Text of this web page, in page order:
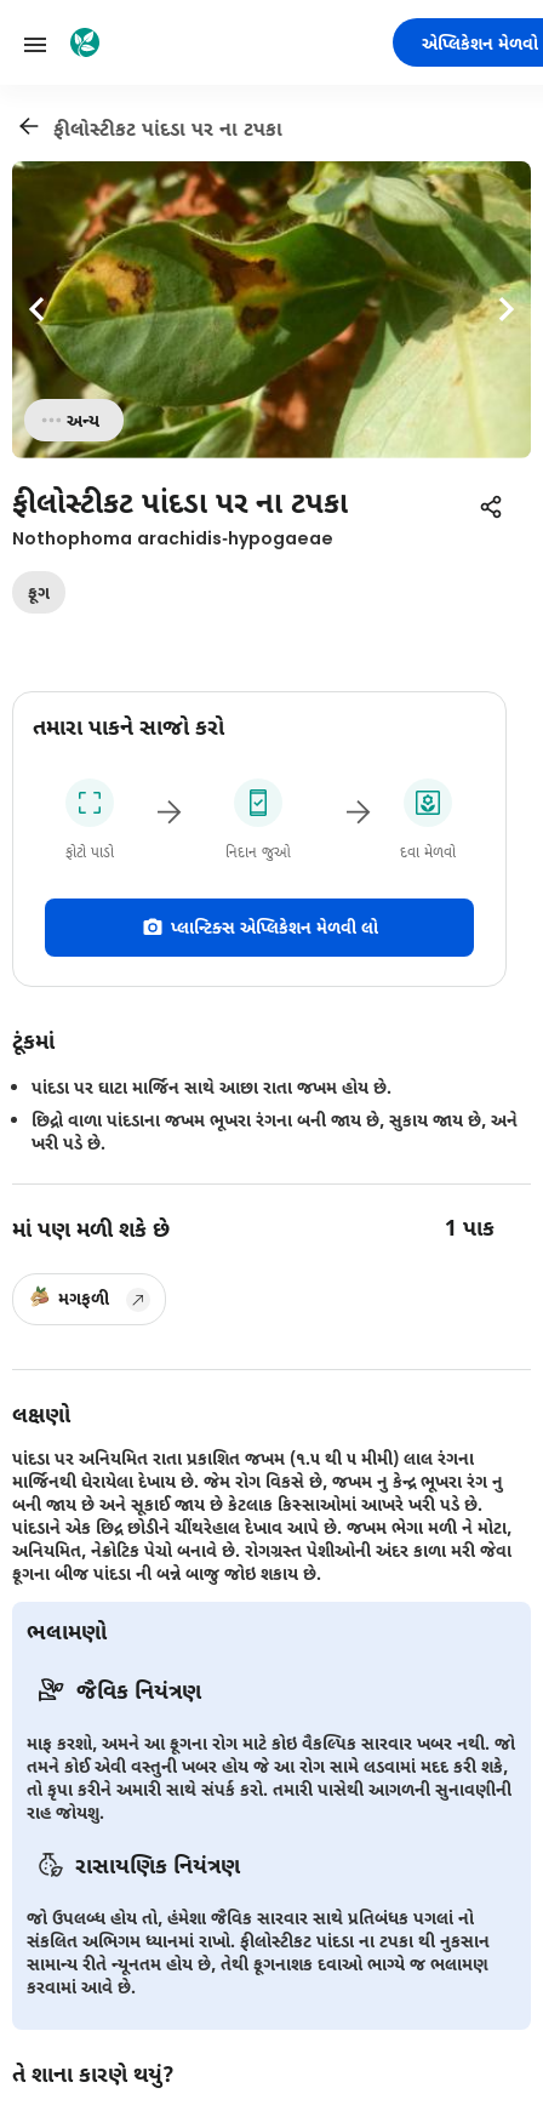
એપ્લિકેશન મેળવો
ફીલોસ્ટીકટ પાંદડા પર ના ટપકા
અન્ય
ફીલોસ્ટીકટ પાંદડા પર ના ટપકા
Nothophoma arachidis-hypogaeae
ફૂગ
તમારા પાકને સાજો કરો
ફોટો પાડો નિદાન જુઓ દવા મેળવો
પ્લાન્ટિક્સ એપ્લિકેશન મેળવી લો
ટૂંકમાં
પાંદડા પર ઘાટા માર્જિન સાથે આછા રાતા જખમ હોય છે.
છિદ્રો વાળા પાંદડાના જખમ ભૂખરા રંગના બની જાય છે, સુકાય જાય છે, અને
ખરી પડે છે.
માં પણ મળી શકે છે 1 પાક
મગફળી
લક્ષણો
પાંદડા પર અનિયમિત રાતા પ્રકાશિત જખમ (૧.૫ થી ૫ મીમી) લાલ રંગના
માર્જિનથી ઘેરાયેલા દેખાય છે. જેમ રોગ વિકસે છે, જખમ નુ કેન્દ્ર ભૂખરા રંગ નુ
બની જાય છે અને સૂકાઈ જાય છે કેટલાક કિસ્સાઓમાં આખરે ખરી પડે છે.
પાંદડાને એક છિદ્ર છોડીને ચીંથરેહાલ દેખાવ આપે છે. જખમ ભેગા મળી ને મોટા,
અનિયમિત, નેક્રોટિક પેચો બનાવે છે. રોગગ્રસ્ત પેશીઓની અંદર કાળા મરી જેવા
ફૂગના બીજ પાંદડા ની બન્ને બાજુ જોઇ શકાય છે.
ભલામણો
જૈવિક નિયંત્રણ
માફ કરશો, અમને આ ફૂગના રોગ માટે કોઇ વૈકલ્પિક સારવાર ખબર નથી. જો
તમને કોઈ એવી વસ્તુની ખબર હોય જે આ રોગ સામે લડવામાં મદદ કરી શકે,
તો કૃપા કરીને અમારી સાથે સંપર્ક કરો. તમારી પાસેથી આગળની સુનાવણીની
રાહ જોયશુ.
રાસાયણિક નિયંત્રણ
જો ઉપલબ્ધ હોય તો, હંમેશા જૈવિક સારવાર સાથે પ્રતિબંધક પગલાં નો
સંકલિત અભિગમ ધ્યાનમાં રાખો. ફીલોસ્ટીકટ પાંદડા ના ટપકા થી નુકસાન
સામાન્ય રીતે ન્યૂનતમ હોય છે, તેથી ફૂગનાશક દવાઓ ભાગ્યે જ ભલામણ
કરવામાં આવે છે.
તે શાના કારણે થયું?